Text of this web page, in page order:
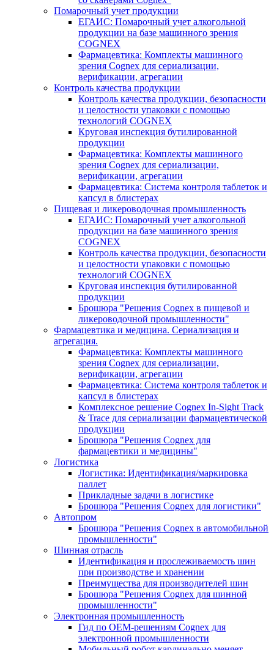
Помарочный учет продукции
ЕГАИС: Помарочный учет алкогольной
продукции на базе машинного зрения
COGNEX
Фармацевтика: Комплекты машинного
зрения Cognex для сериализации,
верификации, агрегации
Контроль качества продукции
Контроль качества продукции, безопасности
и целостности упаковки с помощью
технологий COGNEX
Круговая инспекция бутилированной
продукции
Фармацевтика: Комплекты машинного
зрения Cognex для сериализации,
верификации, агрегации
Фармацевтика: Система контроля таблеток и
капсул в блистерах
Пищевая и ликероводочная промышленность
ЕГАИС: Помарочный учет алкогольной
продукции на базе машинного зрения
COGNEX
Контроль качества продукции, безопасности
и целостности упаковки с помощью
технологий COGNEX
Круговая инспекция бутилированной
продукции
Брошюра "Решения Cognex в пищевой и
ликероводочной промышленности"
Фармацевтика и медицина. Сериализация и
агрегация.
Фармацевтика: Комплекты машинного
зрения Cognex для сериализации,
верификации, агрегации
Фармацевтика: Система контроля таблеток и
капсул в блистерах
Комплексное решение Cognex In-Sight Track
& Trace для сериализации фармацевтической
продукции
Брошюра "Решения Cognex для
фармацевтики и медицины"
Логистика
Логистика: Идентификация/маркировка
паллет
Прикладные задачи в логистике
Брошюра "Решения Cognex для логистики"
Автопром
Брошюра "Решения Cognex в автомобильной
промышленности"
Шинная отрасль
Идентификация и прослеживаемость шин
при производстве и хранении
Преимущества для производителей шин
Брошюра "Решения Cognex для шинной
промышленности"
Электронная промышленность
Гид по ОЕМ-решениям Cognex для
электронной промышленности